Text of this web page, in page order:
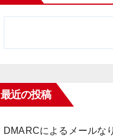
最近の投稿
DMARCによるメールな